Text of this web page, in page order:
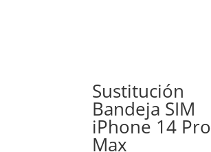
Sustitución
Bandeja SIM
iPhone 14 Pro
Max